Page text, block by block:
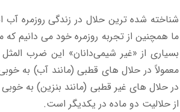
شناخته شده ترین حلال در زندگی روزمره
ما همچنین از تجربه روزمره خود می دانیم
بسیاری از «غیر شیمی‌دانان» این ضرب
معمولاً در حلال های قطبی (مانند آب) به
در حلال های غیر قطبی (مانند بنزین) به
از حلالیت دو ماده در یکدیگر است.